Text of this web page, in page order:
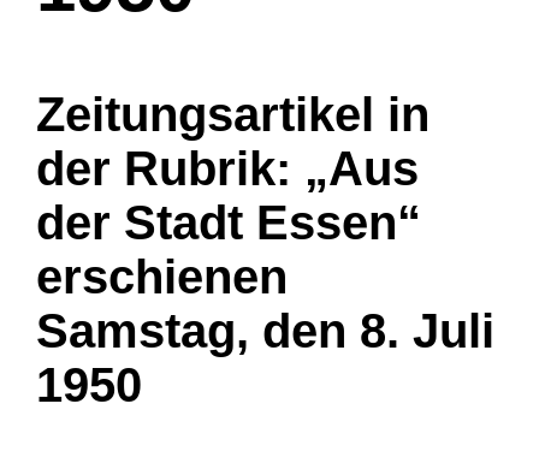
Zeitungsartikel in
der Rubrik: „Aus
der Stadt Essen“
erschienen
Samstag, den 8. Juli
1950